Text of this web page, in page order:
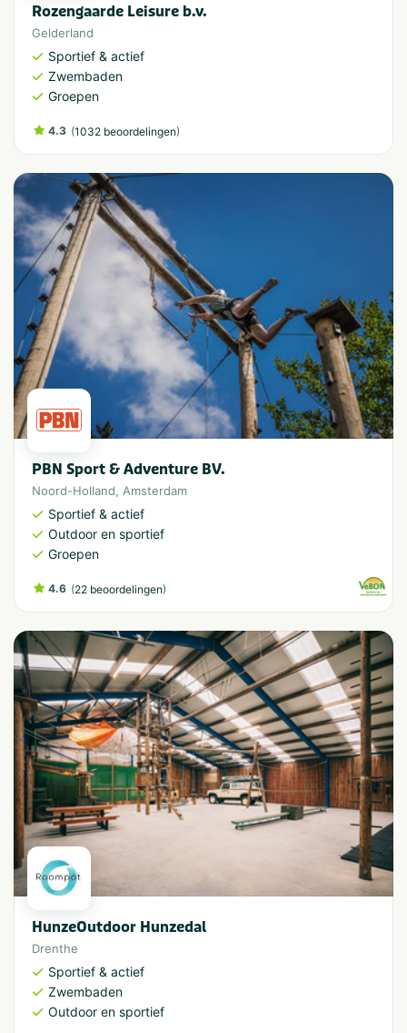
Rozengaarde Leisure b.v.
Gelderland
Sportief & actief
Zwembaden
Groepen
4.3 (1032 beoordelingen)
PBN Sport & Adventure BV.
Noord-Holland, Amsterdam
Sportief & actief
Outdoor en sportief
Groepen
4.6 (22 beoordelingen)
HunzeOutdoor Hunzedal
Drenthe
Sportief & actief
Zwembaden
Outdoor en sportief